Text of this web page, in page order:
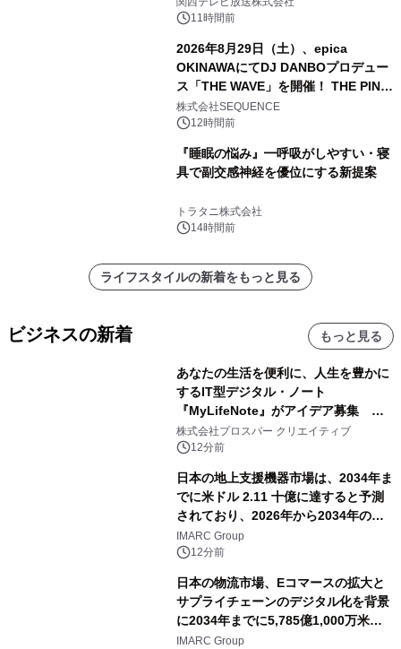
11時間前
2026年8月29日（土）、epica
OKINAWAにてDJ DANBOプロデュー
ス「THE WAVE」を開催！ THE PINK
TOKYO所属のPINK DANCERS4名が
出演決定
株式会社SEQUENCE
12時間前
『睡眠の悩み』━呼吸がしやすい・寝
具で副交感神経を優位にする新提案
トラタニ株式会社
14時間前
ライフスタイルの新着をもっと見る
ビジネスの新着 もっと見る
あなたの生活を便利に、人生を豊かに
するIT型デジタル・ノート
『MyLifeNote』がアイデア募集 優
秀賞100名に1年間無償試用
株式会社プロスパー クリエイティブ
12分前
日本の地上支援機器市場は、2034年ま
でに米ドル 2.11 十億に達すると予測
されており、2026年から2034年の期
間に6.44%のCAGRで拡大し、空港の
近代化と航空交通量の増加によって牽
IMARC Group
12分前
日本の物流市場、Eコマースの拡大と
サプライチェーンのデジタル化を背景
に2034年までに5,785億1,000万米ド
ルに達する見通し
IMARC Group